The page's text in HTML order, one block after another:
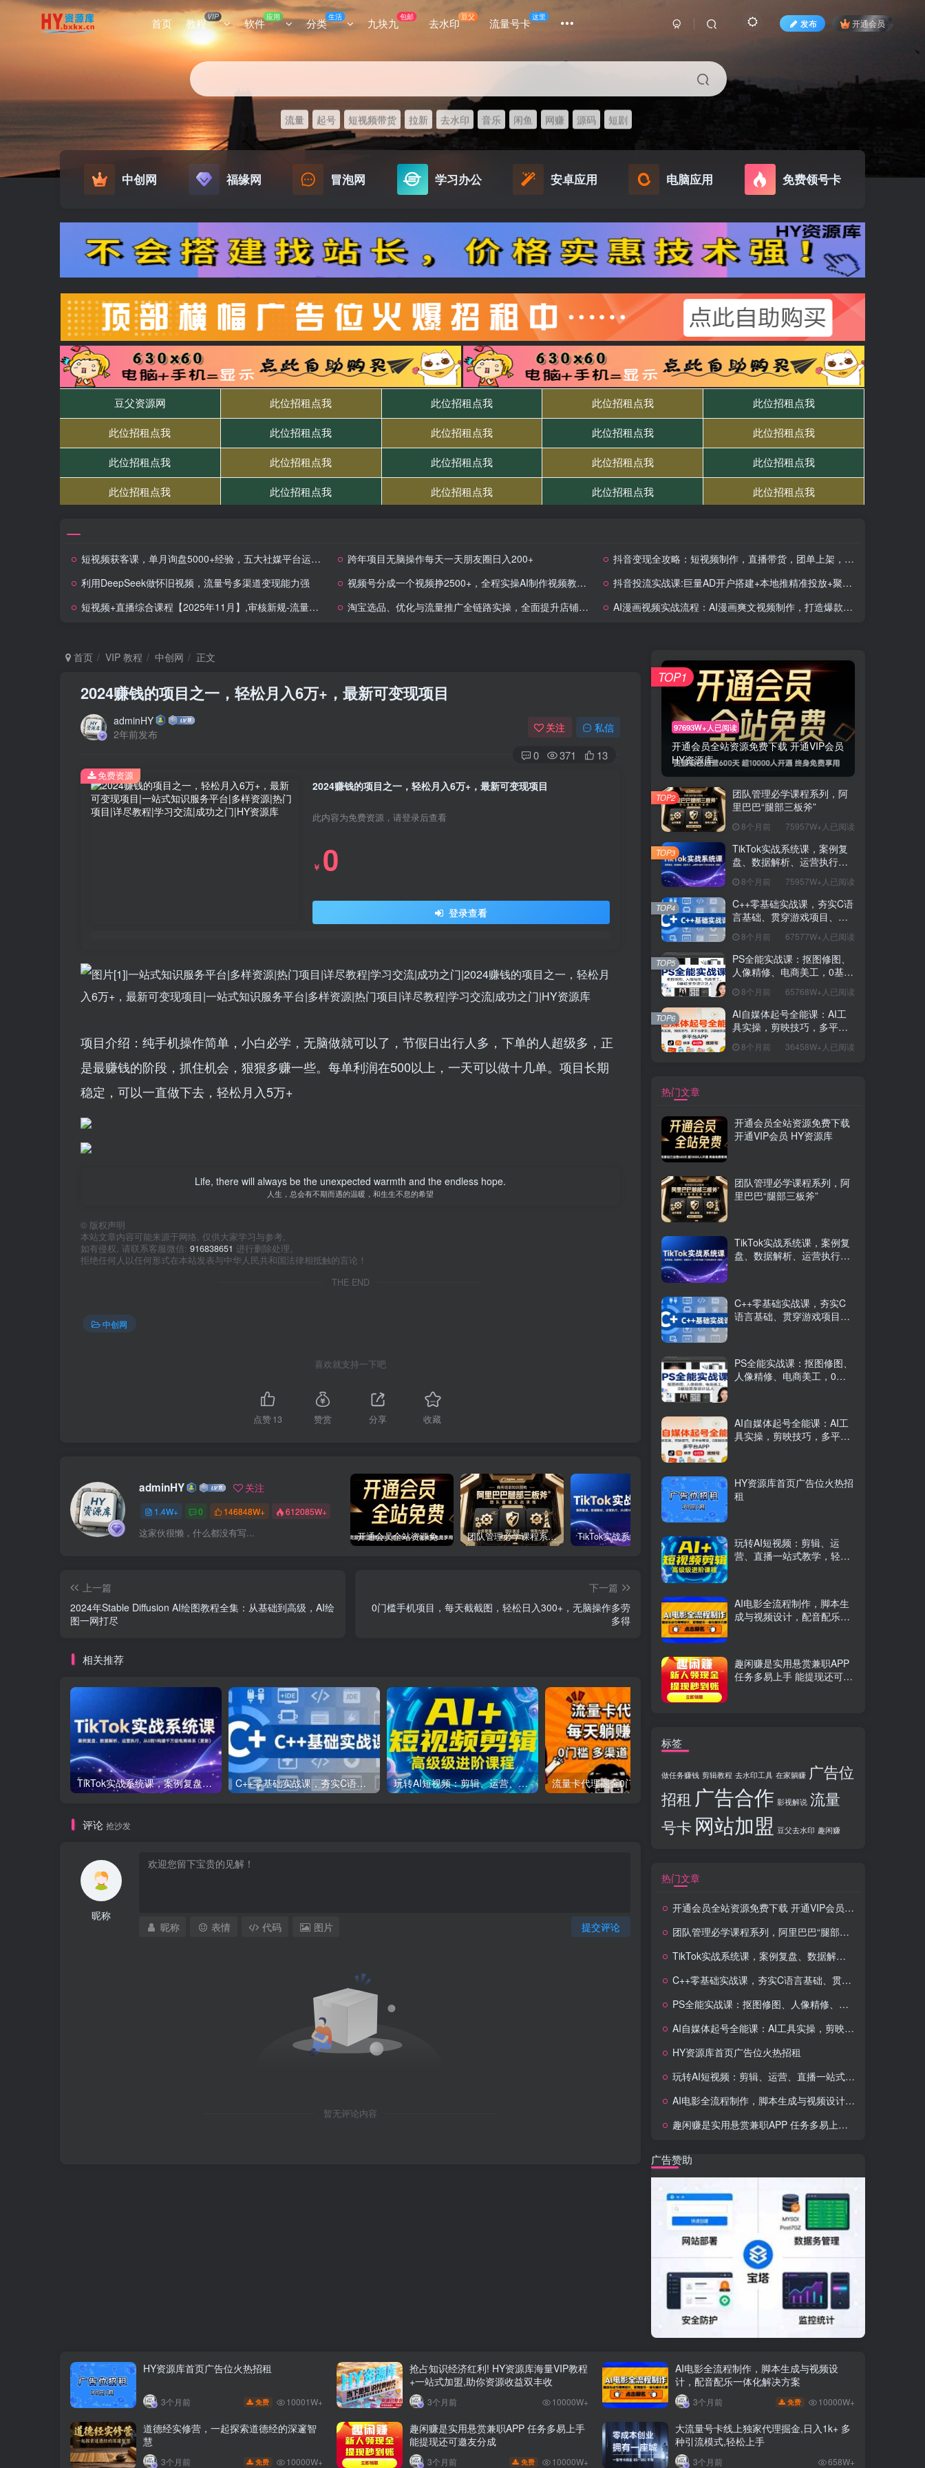
首页 教程VIP 软件 应用 分类生活 九块九包邮 去水印豆父 流量号卡这里
发布 开通会员
流量 起号 短视频带货 拉新 去水印 音乐 闲鱼 网赚 源码 短剧
中创网 福缘网 冒泡网 学习办公 安卓应用 电脑应用 免费领号卡
短视频获客课，单月询盘5000+经验，五大社媒平台运营全攻略,，快速获客秘诀 跨年项目无脑操作每天一天朋友圈日入200+
抖音变现全攻略：短视频制作，直播带货，团单上架，解锁橱窗开通，粉丝转化玩法
利用DeepSeek做怀旧视频，流量号多渠道变现能力强
视频号分成一个视频挣2500+，全程实操AI制作视频教程无脑操作
抖音投流实战课:巨量AD开户搭建+本地推精准投放+聚光出价策略,成本降低40%
短视频+直播综合课程【2025年11月】,审核新规-流量结构-搜索联动-核心算法-推流细节
淘宝选品、优化与流量推广全链路实操，全面提升店铺运营效率 AI漫画视频实战流程：AI漫画爽文视频制作，打造爆款漫画视频
首页 VIP 教程 中创网 正文
2024赚钱的项目之一，轻松月入6万+，最新可变现项目
adminHY
2年前发布
关注 私信
0 371 13
2024赚钱的项目之一，轻松月入6万+，最新可变现项目
此内容为免费资源，请登录后查看
￥ 0
登录查看
免费资源
项目介绍：纯手机操作简单，小白必学，无脑做就可以了，节假日出行人多，下单的人超级多，正
是最赚钱的阶段，抓住机会，狠狠多赚一些。每单利润在500以上，一天可以做十几单。项目长期
稳定，可以一直做下去，轻松月入5万+
Life, there will always be the unexpected warmth and the endless hope.
人生，总会有不期而遇的温暖，和生生不息的希望
© 版权声明
本站文章内容可能来源于网络, 仅供大家学习与参考,
如有侵权, 请联系客服微信: 916838651 进行删除处理。
拒绝任何人以任何形式在本站发表与中华人民共和国法律相抵触的言论！
THE END
中创网
喜欢就支持一下吧
点赞13 赞赏 分享 收藏
adminHY 关注
1.4W+ 0 146848W+ 612085W+
这家伙很懒，什么都没有写... 开通会员全站资源免费下载 开通VIP会员 HY资源库 团队管理必学课程系列，阿里巴巴“腿部三板斧” TikTok实战系统课，案例复盘、数据解析、运营执行，从0到1构建千万级电商体系（更新） C++零基础实战课，夯实C语言基础、贯穿游戏项目、掌握开发思维，学成可挑战月薪15K+岗位
上一篇
2024年Stable Diffusion AI绘图教程全集：从基础到高级，AI绘
图一网打尽
下一篇
0门槛手机项目，每天截截图，轻松日入300+，无脑操作多劳
多得
相关推荐
TikTok实战系统课，案例复盘、数据解析、运营执行，从0到1构建千万级电商体系（更新） C++零基础实战课，夯实C语言基础、贯穿游戏项目、掌握开发思维，学成可挑战月薪15K+岗位 玩转AI短视频：剪辑、运营、直播一站式教学，轻松打造流量神话 流量卡代理掘金0门槛每天躺赚3000+多种推广渠道新手小白轻松上手 Videoleap剪辑大师班：掌握Videoleap所有核心工具与使用技巧，一人产出专业级作品
评论 抢沙发
昵称
提交评论
昵称 表情 代码 图片
暂无评论内容
97693W+人已阅读
开通会员全站资源免费下载 开通VIP会员
HY资源库
TOP1
团队管理必学课程系列，阿
里巴巴“腿部三板斧”
8个月前 75957W+人已阅读
TOP2
TikTok实战系统课，案例复
盘、数据解析、运营执行，
（更新）
8个月前 75957W+人已阅读
TOP3
C++零基础实战课，夯实C语
言基础、贯穿游戏项目、掌
薪15K+岗位
8个月前 67577W+人已阅读
TOP4
PS全能实战课：抠图修图、
人像精修、电商美工，0基础
8个月前 65768W+人已阅读
TOP5
AI自媒体起号全能课：AI工
具实操，剪映技巧，多平台
8个月前 36458W+人已阅读
TOP6
热门文章
开通会员全站资源免费下载
开通VIP会员 HY资源库
团队管理必学课程系列，阿
里巴巴“腿部三板斧”
TikTok实战系统课，案例复
盘、数据解析、运营执行，
C++零基础实战课，夯实C
语言基础、贯穿游戏项目、
PS全能实战课：抠图修图、
人像精修、电商美工，0基
AI自媒体起号全能课：AI工
具实操，剪映技巧，多平台
HY资源库首页广告位火热招
租
玩转AI短视频：剪辑、运
营、直播一站式教学，轻松
AI电影全流程制作，脚本生
成与视频设计，配音配乐一
趣闲赚是实用悬赏兼职APP
任务多易上手 能提现还可邀
标签
做任务赚钱 剪辑教程 去水印工具 在家躺赚 广告位
招租 广告合作 影视解说 流量
号卡 网站加盟 豆父去水印 趣闲赚
热门文章
开通会员全站资源免费下载 开通VIP会员 HY资源库
团队管理必学课程系列，阿里巴巴“腿部三板斧”
TikTok实战系统课，案例复盘、数据解析、运营执行，从0到1构建千万级电商体系（更新）
C++零基础实战课，夯实C语言基础、贯穿游戏项目、掌握开发思维，学成可挑战月薪15K+岗位
PS全能实战课：抠图修图、人像精修、电商美工，0基础变身设计达人
AI自媒体起号全能课：AI工具实操，剪映技巧，多平台带货，0基础快速变现
HY资源库首页广告位火热招租
玩转AI短视频：剪辑、运营、直播一站式教学，轻松打造流量神话
AI电影全流程制作，脚本生成与视频设计，配音配乐一体化解决方案
趣闲赚是实用悬赏兼职APP 任务多易上手 能提现还可邀友分成
广告赞助
HY资源库首页广告位火热招租
3个月前 免费 10001W+
抢占知识经济红利! HY资源库海量VIP教程
+一站式加盟,助你资源收益双丰收
3个月前 10000W+
AI电影全流程制作，脚本生成与视频设
计，配音配乐一体化解决方案
3个月前 免费 10000W+
道德经实修营，一起探索道德经的深邃智
慧
3个月前 免费 10000W+
趣闲赚是实用悬赏兼职APP 任务多易上手
能提现还可邀友分成
3个月前 免费 10000W+
大流量号卡线上独家代理掘金,日入1k+ 多
种引流模式,轻松上手
3个月前 658W+